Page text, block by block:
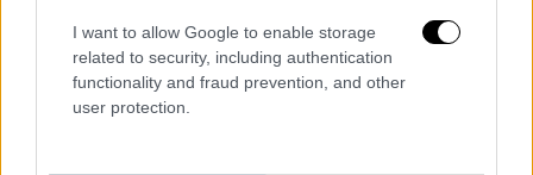
I want to allow Google to enable storage
related to security, including authentication
functionality and fraud prevention, and other
user protection.
video